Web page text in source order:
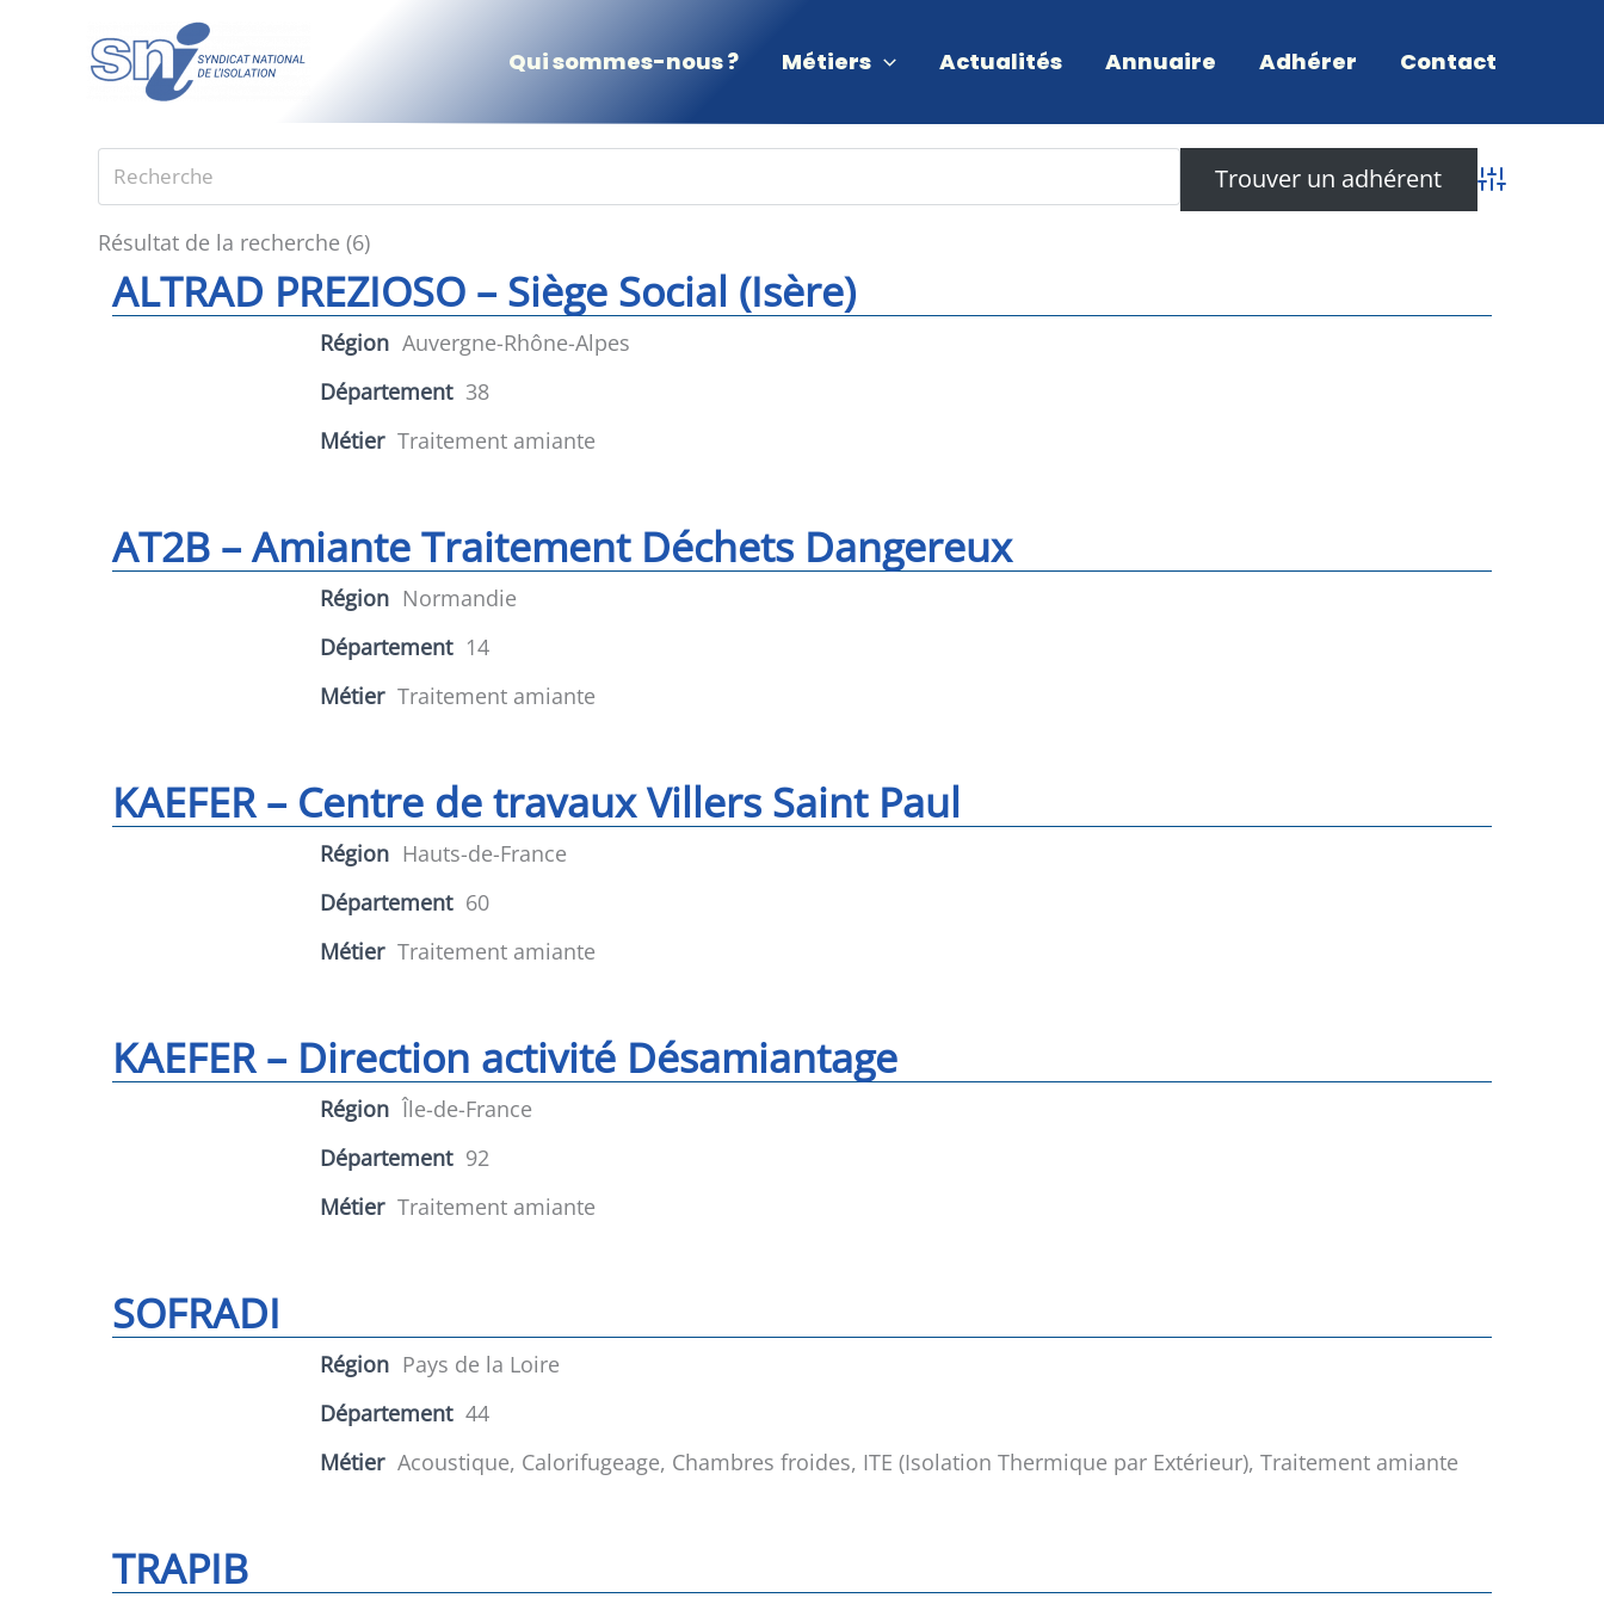
Qui sommes-nous ? Métiers Actualités Annuaire Adhérer Contact
Recherche
Résultat de la recherche (6)
ALTRAD PREZIOSO – Siège Social (Isère)
Région Auvergne-Rhône-Alpes
Département 38
Métier Traitement amiante
AT2B – Amiante Traitement Déchets Dangereux
Région Normandie
Département 14
Métier Traitement amiante
KAEFER – Centre de travaux Villers Saint Paul
Région Hauts-de-France
Département 60
Métier Traitement amiante
KAEFER – Direction activité Désamiantage
Région Île-de-France
Département 92
Métier Traitement amiante
SOFRADI
Région Pays de la Loire
Département 44
Métier Acoustique, Calorifugeage, Chambres froides, ITE (Isolation Thermique par Extérieur), Traitement amiante
TRAPIB